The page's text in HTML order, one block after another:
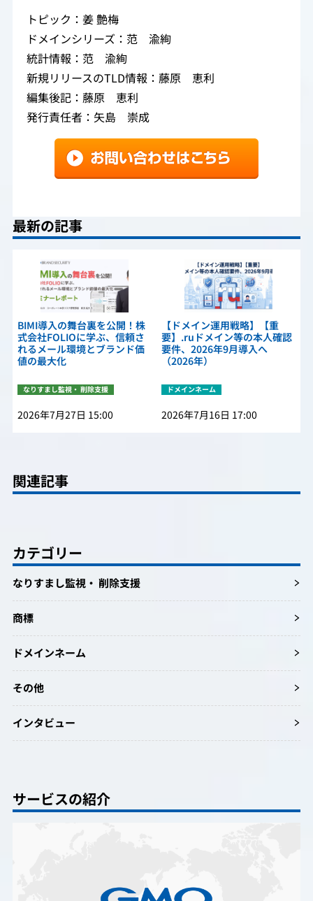
トピック：姜 艶梅
ドメインシリーズ：范 渝絢
統計情報：范 渝絢
新規リリースのTLD情報：藤原 恵利
編集後記：藤原 恵利
発行責任者：矢島 崇成
最新の記事
BIMI導入の舞台裏を公開！株
式会社FOLIOに学ぶ、信頼さ
れるメール環境とブランド価
値の最大化
なりすまし監視・ 削除支援
2026年7月27日 15:00
【ドメイン運用戦略】【重
要】.ruドメイン等の本人確認
要件、2026年9月導入へ
（2026年）
ドメインネーム
2026年7月16日 17:00
関連記事
カテゴリー
なりすまし監視・ 削除支援
商標
ドメインネーム
その他
インタビュー
サービスの紹介